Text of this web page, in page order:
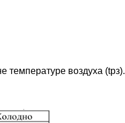
температуре воздуха (tрз).